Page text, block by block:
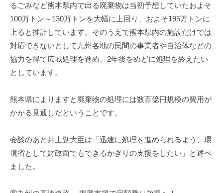
るごみなど熊本県内で出る廃棄物は当初予想していたおよそ
100万トン～130万トンを大幅に上回り、およそ195万トンに
上ると推計しています。そのうえで熊本県内の施設だけでは
対応できないとして九州各地の民間の事業者や自治体などの
協力を得て広域処理を進め、2年後をめどに処理を終えたい
としています。
熊本県によりますと廃棄物の処理には数百億円規模の費用が
かかる見通しだということです。
会談のあと井上副大臣は「迅速に処理を進められるよう、環
境省として財政面でもできるかぎりの支援をしたい」と述べ
ました。